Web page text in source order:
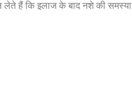
लेते हैं कि इलाज के बाद नशे की समस्या